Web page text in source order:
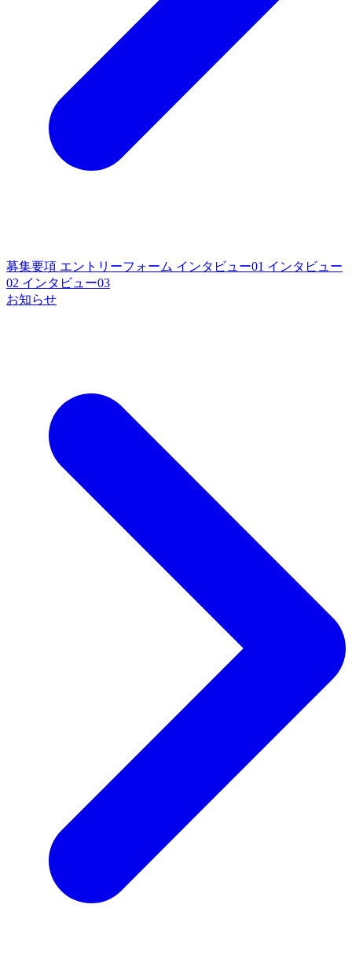
募集要項 エントリーフォーム インタビュー01 インタビュー
02 インタビュー03
お知らせ